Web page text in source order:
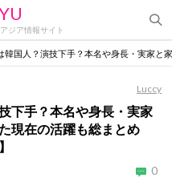
ジア情報サイト
韓国人？演技下手？本名や身長・実家と
Luccy
下手？本名や身長・実家
現在の活躍も総まとめ
0